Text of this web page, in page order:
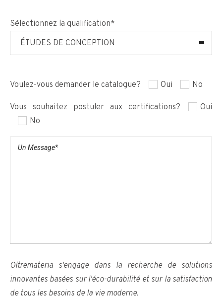
Sélectionnez la qualification*
ÉTUDES DE CONCEPTION
Voulez-vous demander le catalogue? Oui No
Vous souhaitez postuler aux certifications?
Oui
No
Oltremateria s'engage dans la recherche de solutions
innovantes basées sur l'éco-durabilité et sur la satisfaction
de tous les besoins de la vie moderne.